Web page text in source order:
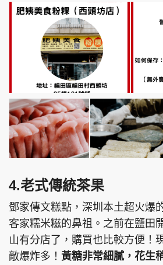
4.老式傳統茶果
鄧家傳文糕點，深圳本土超火爆
客家糯米糍的鼻祖。之前在鹽田
山有分店了，購買也比較方便！
敵爆炸多！ 黃糖非常細膩，花生